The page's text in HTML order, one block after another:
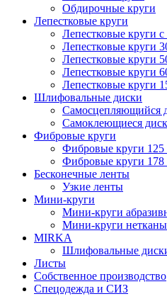
Обдирочные круги
Лепестковые круги
Лепестковые круги
Лепестковые круги
Лепестковые круги
Лепестковые круги
Лепестковые круги
Шлифовальные диски
Самосцепляющийся
Самоклеющиеся
Фибровые круги
Фибровые круги
Фибровые круги
Бесконечные ленты
Узкие ленты
Мини-круги
Мини-круги
Мини-круги
MIRKA
Шлифовальные
Листы
Собственное производство
Спецодежда и СИЗ